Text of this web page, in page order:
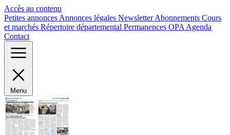
Accès au contenu
Petites annonces Annonces légales NewsletterAbonnements Cours
et marchés Répertoire départemental Permanences OPA Agenda
Contact
Menu
Panneau de gestion des cookies